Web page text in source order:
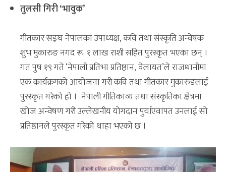
तुलसी गिरी ‘भावुक’
गीतकार सङ्घ नेपालका उपाध्यक्ष, कवि तथा संस्कृति अन्वेषक
शुभ मुकारुङ नगद रू. १ लाख राशी सहित पुरस्कृत भएका छन् ।
गत पुष १९ गते ‘नेपाली प्रतिभा प्रतिष्ठान, वेलायत’ले राजधानीमा
एक कार्यक्रमको आयोजना गरी कवि तथा गीतकार मुकारुङलाई
पुरस्कृत गरेको हो । नेपाली गीतिकाव्य तथा संस्कृतिका क्षेत्रमा
खोज अन्वेषण गरी उल्लेखनीय योगदान पुर्याएवापत उनलाई सो
प्रतिष्ठानले पुरस्कृत गरेको थाहा भएको छ ।